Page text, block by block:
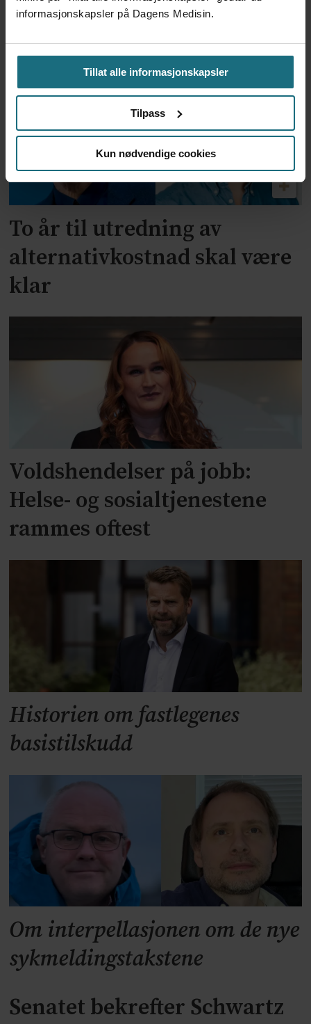
informasjonskapsler på Dagens Medisin.
Tillat alle informasjonskapsler
Tilpass
Kun nødvendige cookies
Feilmedisinert i 18 år – får
millionerstatning
To år til utredning av
alternativkostnad skal være
klar
Voldshendelser på jobb:
Helse- og sosialtjenestene
rammes oftest
Historien om fastlegenes
basistilskudd
Om interpellasjonen om de nye
sykmeldingstakstene
Senatet bekrefter Schwartz